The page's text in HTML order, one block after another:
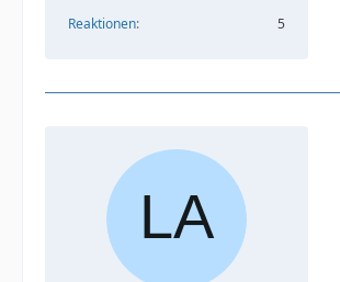
Reaktionen 5